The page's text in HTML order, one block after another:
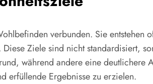
verbunden. Sie entstehen
Ziele sind nicht standardisiert,
während andere eine deutlichere
erfüllende Ergebnisse zu erzielen.